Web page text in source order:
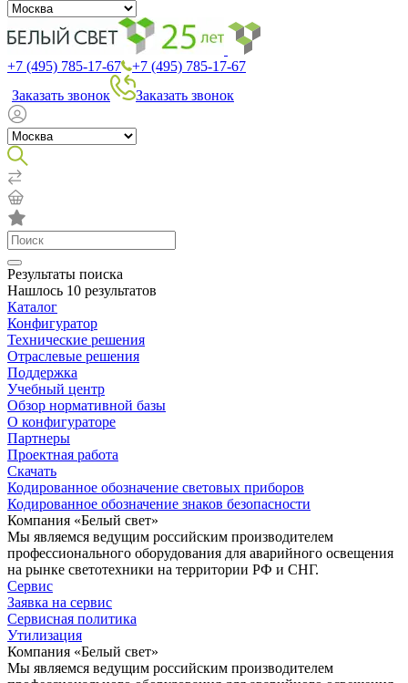
+7 (495) 785-17-67
+7 (495) 785-17-67
Заказать звонок
Заказать звонок
Результаты поиска
Нашлось 10 результатов
Каталог
Конфигуратор
Технические решения
Отраслевые решения
Поддержка
Учебный центр
Обзор нормативной базы
О конфигураторе
Партнеры
Проектная работа
Скачать
Кодированное обозначение световых приборов
Кодированное обозначение знаков безопасности
Компания «Белый свет»
Мы являемся ведущим российским производителем
профессионального оборудования для аварийного освещения
на рынке светотехники на территории РФ и СНГ.
Сервис
Заявка на сервис
Сервисная политика
Утилизация
Компания «Белый свет»
Мы являемся ведущим российским производителем